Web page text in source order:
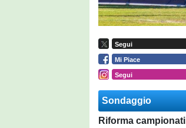
Segui
Mi Piace
Segui
Sondaggio
Riforma campionati